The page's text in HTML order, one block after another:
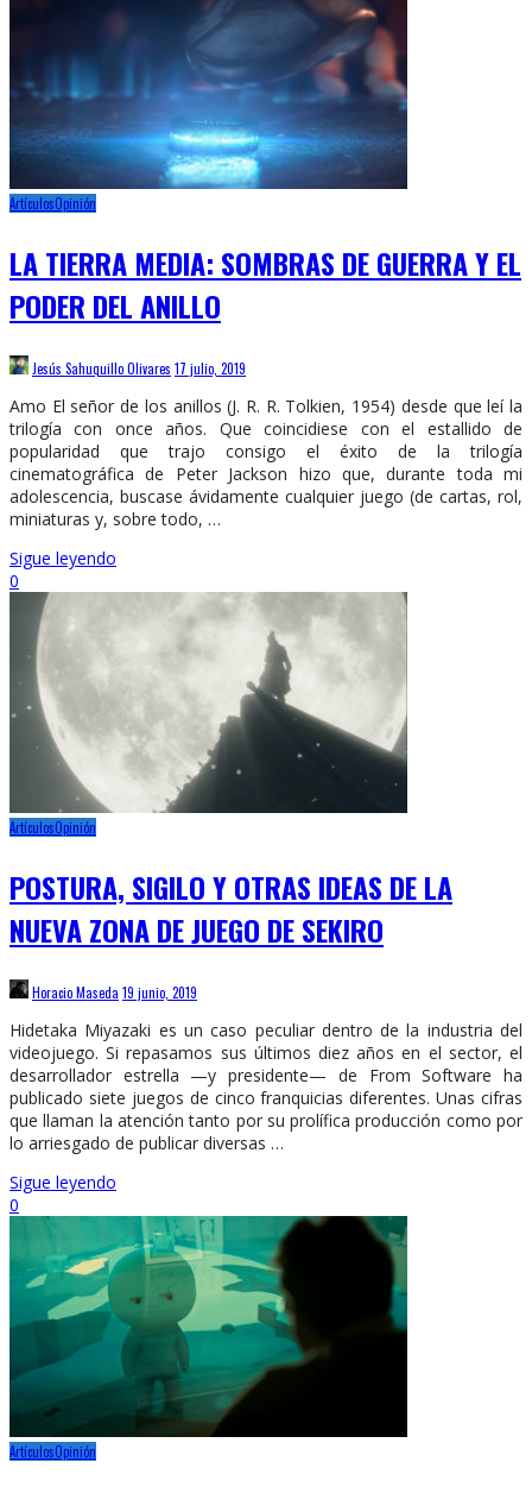
ArtículosOpinión
LA TIERRA MEDIA: SOMBRAS DE GUERRA Y EL
PODER DEL ANILLO
Jesús Sahuquillo Olivares 17 julio, 2019
Amo El señor de los anillos (J. R. R. Tolkien, 1954) desde que leí la
trilogía con once años. Que coincidiese con el estallido de
popularidad que trajo consigo el éxito de la trilogía
cinematográfica de Peter Jackson hizo que, durante toda mi
adolescencia, buscase ávidamente cualquier juego (de cartas, rol,
miniaturas y, sobre todo, …
Sigue leyendo
0
ArtículosOpinión
POSTURA, SIGILO Y OTRAS IDEAS DE LA
NUEVA ZONA DE JUEGO DE SEKIRO
Horacio Maseda 19 junio, 2019
Hidetaka Miyazaki es un caso peculiar dentro de la industria del
videojuego. Si repasamos sus últimos diez años en el sector, el
desarrollador estrella —y presidente— de From Software ha
publicado siete juegos de cinco franquicias diferentes. Unas cifras
que llaman la atención tanto por su prolífica producción como por
lo arriesgado de publicar diversas …
Sigue leyendo
0
ArtículosOpinión